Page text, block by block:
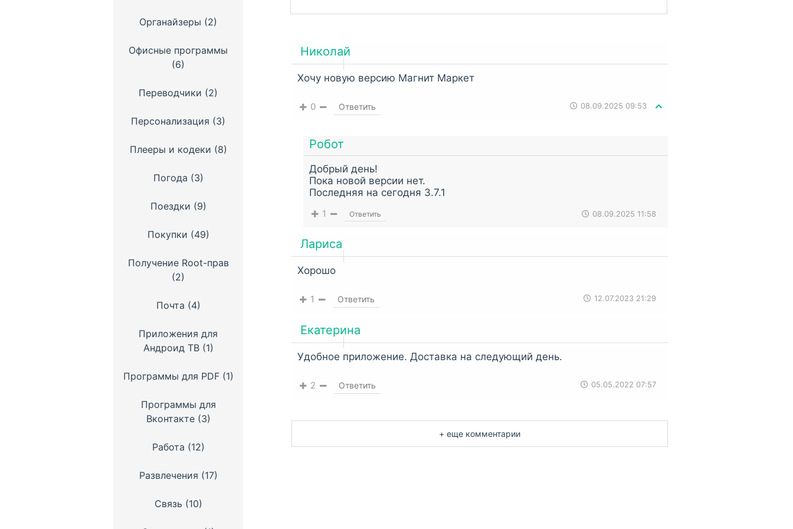
Николай
Хочу новую версию Магнит Маркет
0 Ответить 08.09.2025 09:53
Робот
Добрый день!
Пока новой версии нет.
Последняя на сегодня 3.7.1
1 Ответить 08.09.2025 11:58
Лариса
Хорошо
1 Ответить 12.07.2023 21:29
Екатерина
Удобное приложение. Доставка на следующий день.
2 Ответить 05.05.2022 07:57
+ еще комментарии
Органайзеры (2)
Офисные программы
(6)
Переводчики (2)
Персонализация (3)
Плееры и кодеки (8)
Погода (3)
Поездки (9)
Покупки (49)
Получение Root-прав
(2)
Почта (4)
Приложения для
Андроид ТВ(1)
Программы для PDF(1)
Программы для
Вконтакте(3)
Работа (12)
Развлечения (17)
Связь (10)